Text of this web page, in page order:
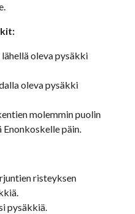
oleva pysäkki
oleva pysäkki
molemmin puolin
päin.
risteyksen
pysäkkiä.